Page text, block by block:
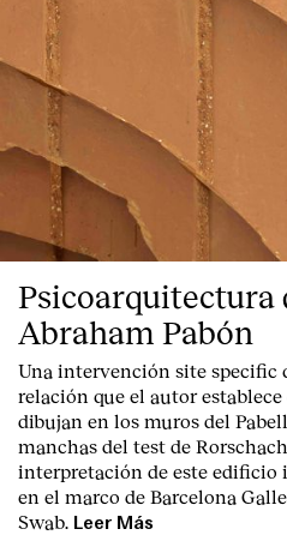
English Español
Psicoarquitectura
Abraham Pabón
Una intervención site specific
relación que el autor
dibujan en los muros del
manchas del test de
interpretación de este edificio
en el marco de Barcelona
Swab. Leer Más